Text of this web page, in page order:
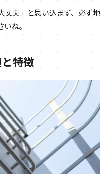
丈夫」と思い込まず、必ず地
ね。
特徴